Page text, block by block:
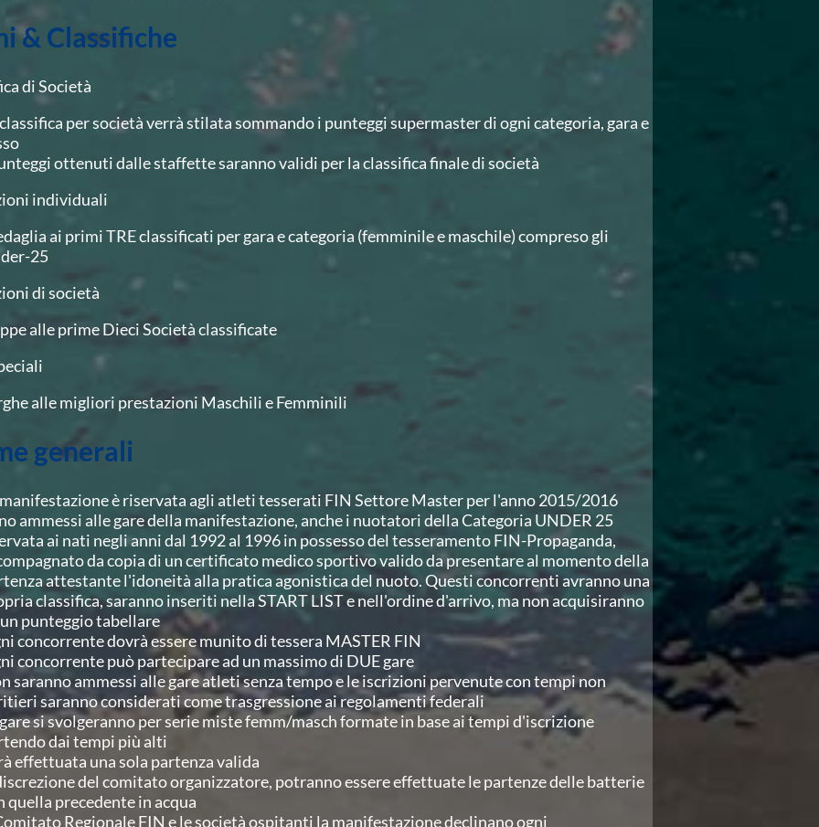
& Classifiche
di Società
per società verrà stilata sommando i punteggi supermaster di ogni categoria, gara e
ottenuti dalle staffette saranno validi per la classifica finale di società
individuali
ai primi TRE classificati per gara e categoria (femminile e maschile) compreso gli
25
di società
alle prime Dieci Società classificate
alle migliori prestazioni Maschili e Femminili
generali
è riservata agli atleti tesserati FIN Settore Master per l'anno 2015/2016
ammessi alle gare della manifestazione, anche i nuotatori della Categoria UNDER 25
ai nati negli anni dal 1992 al 1996 in possesso del tesseramento FIN-Propaganda,
da copia di un certificato medico sportivo valido da presentare al momento della
attestante l'idoneità alla pratica agonistica del nuoto. Questi concorrenti avranno una
classifica, saranno inseriti nella START LIST e nell'ordine d'arrivo, ma non acquisiranno
punteggio tabellare
concorrente dovrà essere munito di tessera MASTER FIN
concorrente può partecipare ad un massimo di DUE gare
saranno ammessi alle gare atleti senza tempo e le iscrizioni pervenute con tempi non
saranno considerati come trasgressione ai regolamenti federali
si svolgeranno per serie miste femm/masch formate in base ai tempi d'iscrizione
dai tempi più alti
effettuata una sola partenza valida
del comitato organizzatore, potranno essere effettuate le partenze delle batterie
quella precedente in acqua
Regionale FIN e le società ospitanti la manifestazione declinano ogni